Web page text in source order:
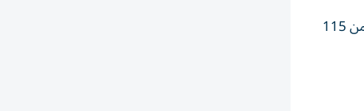
وبنهاية يونيو من العام الجاري، وصلت نسبة التبني الرقمي لخدمات الهيئة إلى 99.5%، فيما حققت الهيئة التكامل الرقمي لأكثر من 115